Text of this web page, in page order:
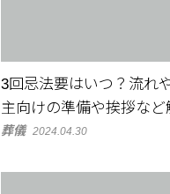
3回忌法要はいつ？流れ
主向けの準備や挨拶など
葬儀 2024.04.30